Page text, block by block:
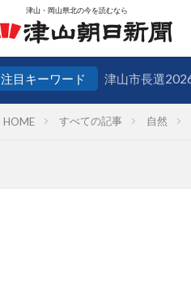
注目キーワード 津山市長選
HOME すべての記事 自然